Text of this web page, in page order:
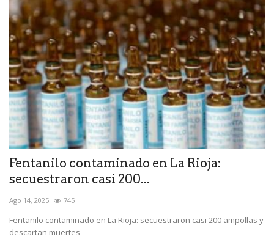
Fentanilo contaminado en La Rioja:
secuestraron casi 200...
Ago 14, 2025 745
Fentanilo contaminado en La Rioja: secuestraron casi 200 ampollas y
descartan muertes